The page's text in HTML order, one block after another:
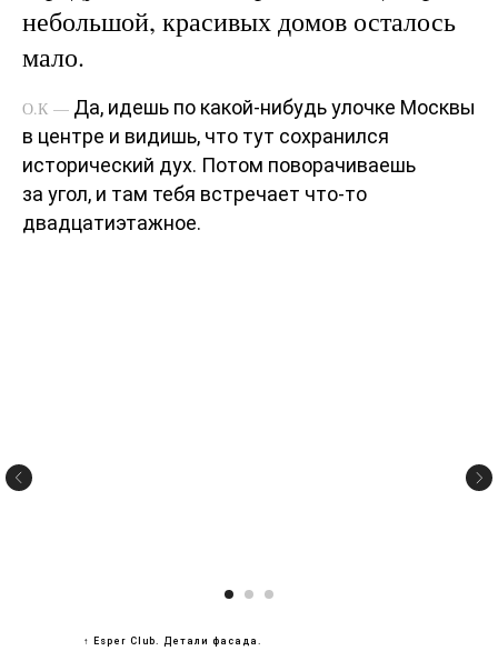
небольшой, красивых домов осталось
мало.
О.К — Да, идешь по какой-нибудь улочке Москвы
в центре и видишь, что тут сохранился
исторический дух. Потом поворачиваешь
за угол, и там тебя встречает что-то
двадцатиэтажное.
↑ Esper Club. Детали фасада.